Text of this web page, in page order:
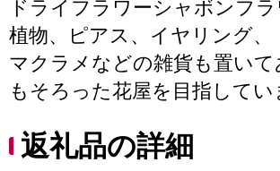
ドライフラワーシャボンフ
植物、ピアス、イヤリング、
マクラメなどの雑貨も置い
もそろった花屋を目指してい
返礼品の詳細